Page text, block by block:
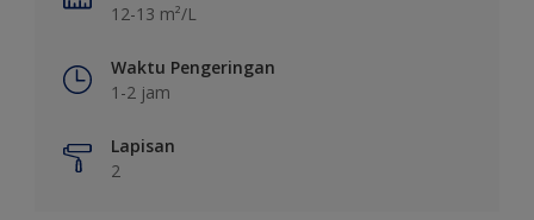
12-13 m²/L
Waktu Pengeringan
1-2 jam
Lapisan
2